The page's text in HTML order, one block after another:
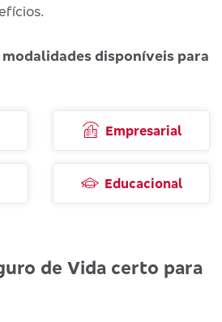
modalidades disponíveis para
Empresarial
Educacional
de Vida certo para